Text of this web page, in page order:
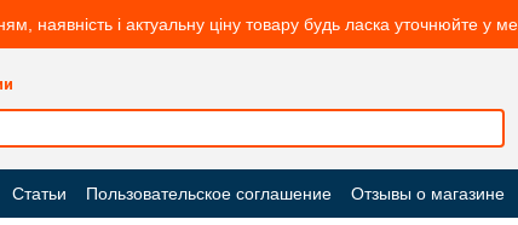
наявність і актуальну ціну товару будь ласка уточнюйте у
Статьи Пользовательское соглашение Отзывы о магазине